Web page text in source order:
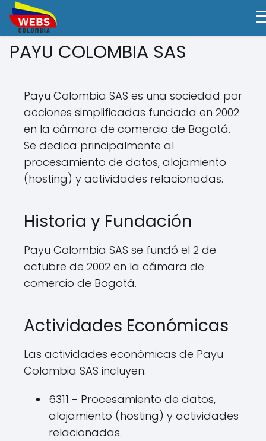
PAYU COLOMBIA SAS
Payu Colombia SAS es una sociedad por
acciones simplificadas fundada en 2002
en la cámara de comercio de Bogotá.
Se dedica principalmente al
procesamiento de datos, alojamiento
(hosting) y actividades relacionadas.
Historia y Fundación
Payu Colombia SAS se fundó el 2 de
octubre de 2002 en la cámara de
comercio de Bogotá.
Actividades Económicas
Las actividades económicas de Payu
Colombia SAS incluyen:
6311 - Procesamiento de datos,
alojamiento (hosting) y actividades
relacionadas.